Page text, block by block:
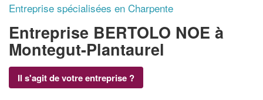
Entreprise spécialisées en Charpente
Entreprise BERTOLO NOE à
Montegut-Plantaurel
Il s'agit de votre entreprise ?